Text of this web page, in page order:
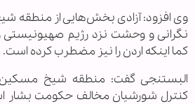
وی افزود: آزادی بخش‌هایی از منطقه
نگرانی و وحشت نزد رژیم صهیونیستی
کما اینکه اردن را نیز مضطرب کرده است.
البستنجی گفت: منطقه شیخ
کنترل شورشیان مخالف حکومت بشار